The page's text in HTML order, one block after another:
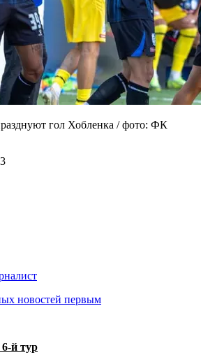
гол Хобленка / фото: ФК
новостей первым
й тур